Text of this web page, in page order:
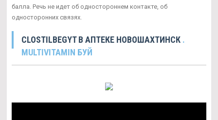
балла. Речь не идет об одностороннем контакте, об
односторонних связях.
CLOSTILBEGYT В АПТЕКЕ НОВОШАХТИНСК .
MULTIVITAMIN БУЙ